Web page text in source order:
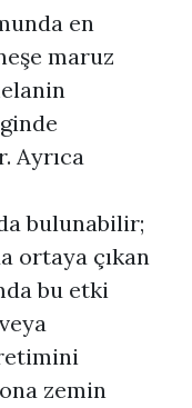
en
maruz
Ayrıca
bulunabilir;
ortaya çıkan
bu etki
zemin